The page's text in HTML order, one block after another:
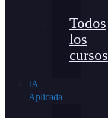
Todos
los
cursos
IA
Aplicada